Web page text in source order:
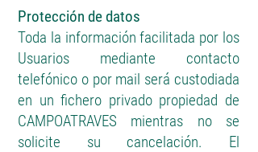
Protección de datos
Toda la información facilitada por los
Usuarios mediante contacto
telefónico o por mail será custodiada
en un fichero privado propiedad de
CAMPOATRAVES mientras no se
solicite su cancelación. El